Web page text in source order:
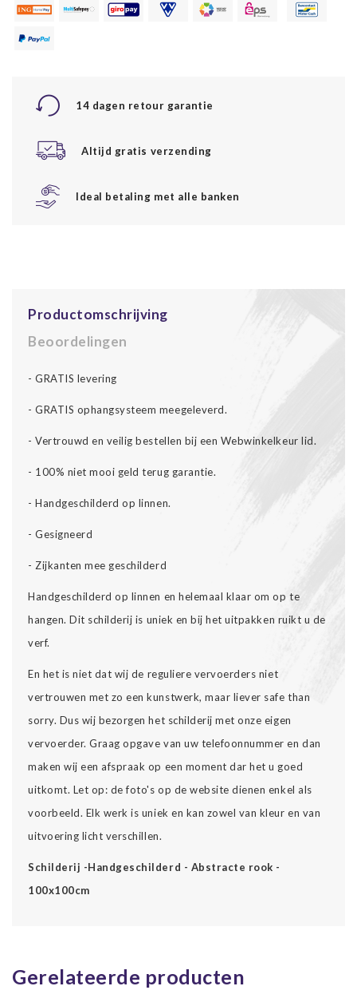
14 dagen retour garantie
Altijd gratis verzending
Ideal betaling met alle banken
Productomschrijving
Beoordelingen
- GRATIS levering
- GRATIS ophangsysteem meegeleverd.
- Vertrouwd en veilig bestellen bij een Webwinkelkeur lid.
- 100% niet mooi geld terug garantie.
- Handgeschilderd op linnen.
- Gesigneerd
- Zijkanten mee geschilderd
Handgeschilderd op linnen en helemaal klaar om op te
hangen. Dit schilderij is uniek en bij het uitpakken ruikt u de
verf.
En het is niet dat wij de reguliere vervoerders niet
vertrouwen met zo een kunstwerk, maar liever safe than
sorry. Dus wij bezorgen het schilderij met onze eigen
vervoerder. Graag opgave van uw telefoonnummer en dan
maken wij een afspraak op een moment dar het u goed
uitkomt. Let op: de foto's op de website dienen enkel als
voorbeeld. Elk werk is uniek en kan zowel van kleur en van
uitvoering licht verschillen.
Schilderij -Handgeschilderd - Abstracte rook -
100x100cm
Gerelateerde producten